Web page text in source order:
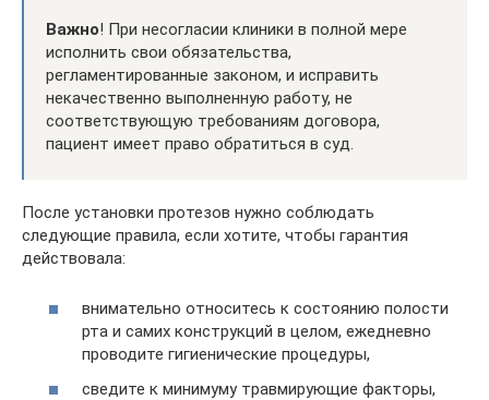
Важно! При несогласии клиники в полной мере
исполнить свои обязательства,
регламентированные законом, и исправить
некачественно выполненную работу, не
соответствующую требованиям договора,
пациент имеет право обратиться в суд.
После установки протезов нужно соблюдать
следующие правила, если хотите, чтобы гарантия
действовала:
внимательно относитесь к состоянию полости
рта и самих конструкций в целом, ежедневно
проводите гигиенические процедуры,
сведите к минимуму травмирующие факторы,